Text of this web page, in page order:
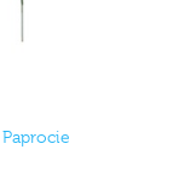
Paprocie